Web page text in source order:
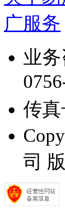
广服务
业务
传
司